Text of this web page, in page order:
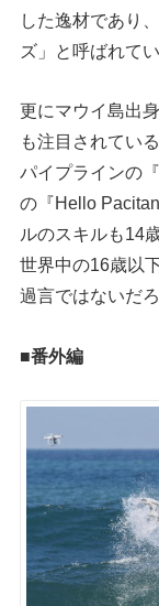
した逸材であり
ズ」と呼ばれてい
更にマウイ島出
も注目されてい
パイプラインの
の『Hello
ルのスキルも14
世界中の16歳以
過言ではないだろ
■番外編